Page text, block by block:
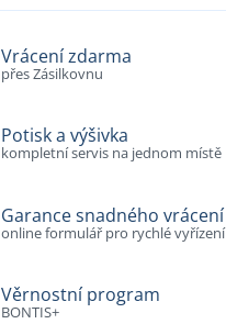
Vrácení zdarma
přes Zásilkovnu
Potisk a výšivka
kompletní servis na jednom místě
Garance snadného vrácení
online formulář pro rychlé vyřízení
Věrnostní program
BONTIS+